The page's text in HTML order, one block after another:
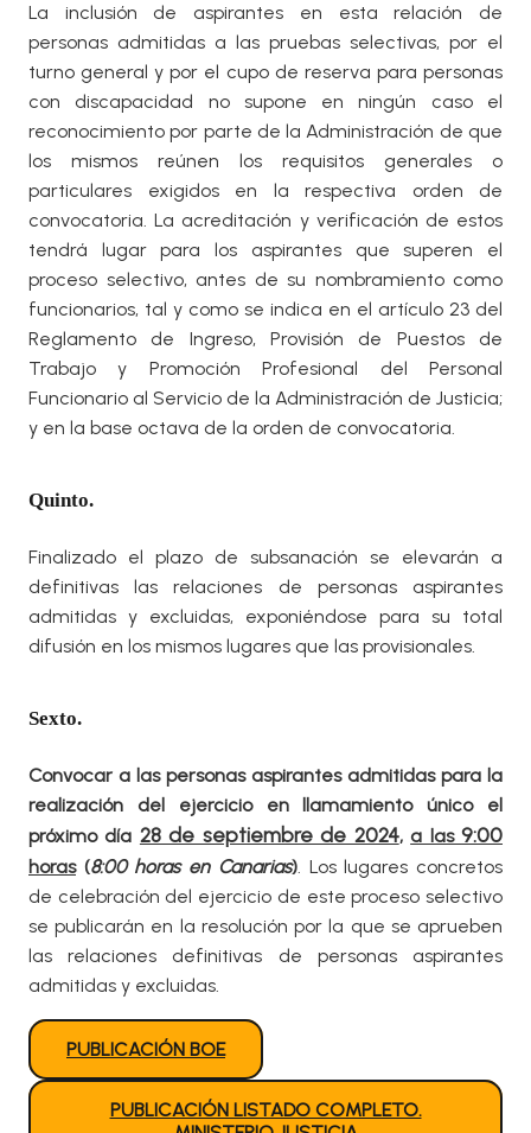
La inclusión de aspirantes en esta relación de
personas admitidas a las pruebas selectivas, por el
turno general y por el cupo de reserva para personas
con discapacidad no supone en ningún caso el
reconocimiento por parte de la Administración de que
los mismos reúnen los requisitos generales o
particulares exigidos en la respectiva orden de
convocatoria. La acreditación y verificación de estos
tendrá lugar para los aspirantes que superen el
proceso selectivo, antes de su nombramiento como
funcionarios, tal y como se indica en el artículo 23 del
Reglamento de Ingreso, Provisión de Puestos de
Trabajo y Promoción Profesional del Personal
Funcionario al Servicio de la Administración de Justicia;
y en la base octava de la orden de convocatoria.
Quinto.
Finalizado el plazo de subsanación se elevarán a
definitivas las relaciones de personas aspirantes
admitidas y excluidas, exponiéndose para su total
difusión en los mismos lugares que las provisionales.
Sexto.
Convocar a las personas aspirantes admitidas para la
realización del ejercicio en llamamiento único el
próximo día 28 de septiembre de 2024,a las9:00
horas(8:00 horas en Canarias). Los lugares concretos
de celebración del ejercicio de este proceso selectivo
se publicarán en la resolución por la que se aprueben
las relaciones definitivas de personas aspirantes
admitidas y excluidas.
PUBLICACIÓN BOE
PUBLICACIÓN LISTADO COMPLETO.